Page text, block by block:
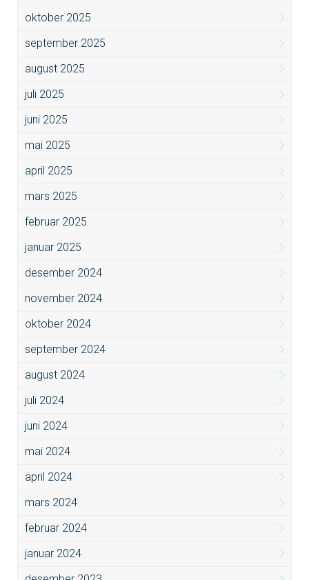
oktober 2025
september 2025
august 2025
juli 2025
juni 2025
mai 2025
april 2025
mars 2025
februar 2025
januar 2025
desember 2024
november 2024
oktober 2024
september 2024
august 2024
juli 2024
juni 2024
mai 2024
april 2024
mars 2024
februar 2024
januar 2024